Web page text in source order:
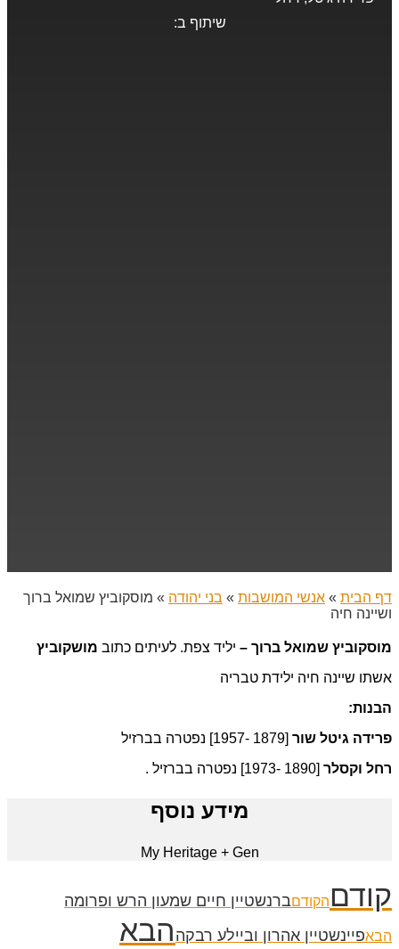
שיתוף ב:
דף הבית » אנשי המושבות » בני יהודה » מוסקוביץ שמואל ברוך
ושיינה חיה
מוסקוביץ שמואל ברוך – יליד צפת. לעיתים כתוב מושקוביץ
אשתו שיינה חיה ילידת טבריה
הבנות:
פרידה גיטל שור [1879 -1957] נפטרה בברזיל
רחל וקסלר [1890 -1973] נפטרה בברזיל .
מידע נוסף
My Heritage + Gen
קודם הקודםברנשטיין חיים שמעון הרש ופרומה
הבאפיינשטיין אהרון וביילע רבקה הבא